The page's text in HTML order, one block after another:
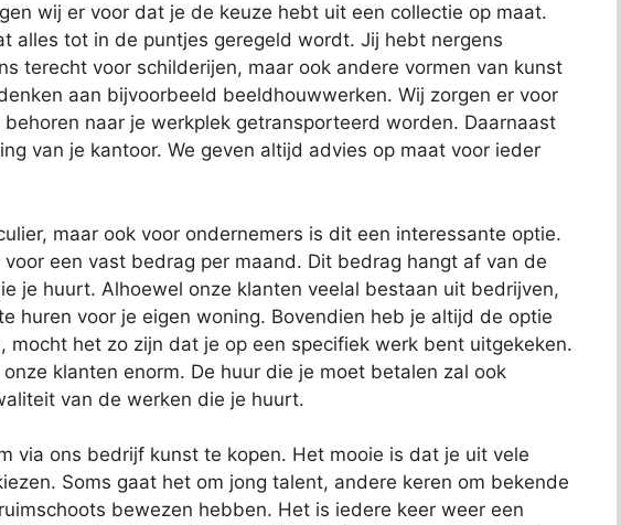
wij er voor dat je de keuze hebt uit een collectie op maat.
alles tot in de puntjes geregeld wordt. Jij hebt nergens
terecht voor schilderijen, maar ook andere vormen van kunst
aan bijvoorbeeld beeldhouwwerken. Wij zorgen er voor
naar je werkplek getransporteerd worden. Daarnaast
van je kantoor. We geven altijd advies op maat voor ieder
maar ook voor ondernemers is dit een interessante optie.
een vast bedrag per maand. Dit bedrag hangt af van de
je huurt. Alhoewel onze klanten veelal bestaan uit bedrijven,
huren voor je eigen woning. Bovendien heb je altijd de optie
mocht het zo zijn dat je op een specifiek werk bent uitgekeken.
klanten enorm. De huur die je moet betalen zal ook
van de werken die je huurt.
via ons bedrijf kunst te kopen. Het mooie is dat je uit vele
Soms gaat het om jong talent, andere keren om bekende
bewezen hebben. Het is iedere keer weer een